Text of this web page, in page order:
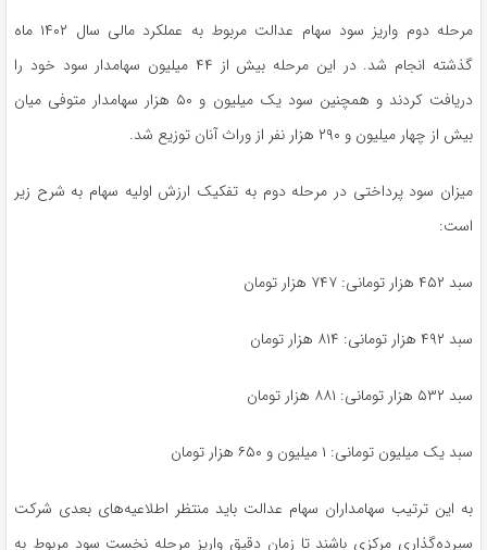
مرحله دوم واریز سود سهام عدالت مربوط به عملکرد مالی سال ۱۴۰۲ ماه
گذشته انجام شد. در این مرحله بیش از ۴۴ میلیون سهامدار سود خود را
دریافت کردند و همچنین سود یک میلیون و ۵۰ هزار سهامدار متوفی میان
بیش از چهار میلیون و ۲۹۰ هزار نفر از وراث آنان توزیع شد.
میزان سود پرداختی در مرحله دوم به تفکیک ارزش اولیه سهام به شرح زیر
است:
سبد ۴۵۲ هزار تومانی: ۷۴۷ هزار تومان
سبد ۴۹۲ هزار تومانی: ۸۱۴ هزار تومان
سبد ۵۳۲ هزار تومانی: ۸۸۱ هزار تومان
سبد یک میلیون تومانی: ۱ میلیون و ۶۵۰ هزار تومان
به این ترتیب سهامداران سهام عدالت باید منتظر اطلاعیه‌های بعدی شرکت
سپرده‌گذاری مرکزی باشند تا زمان دقیق واریز مرحله نخست سود مربوط به